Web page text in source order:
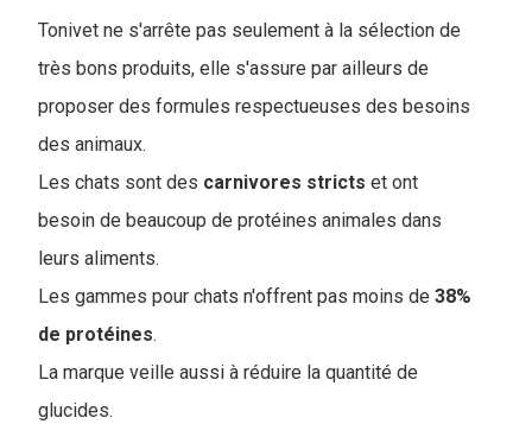
Tonivet ne s'arrête pas seulement à la sélection de
très bons produits, elle s'assure par ailleurs de
proposer des formules respectueuses des besoins
des animaux.
Les chats sont des carnivores stricts et ont
besoin de beaucoup de protéines animales dans
leurs aliments.
Les gammes pour chats n'offrent pas moins de 38%
de protéines.
La marque veille aussi à réduire la quantité de
glucides.